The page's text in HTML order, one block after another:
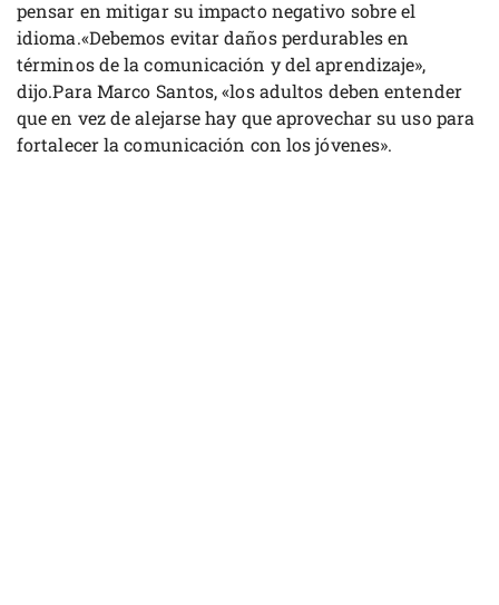
pensar en mitigar su impacto negativo sobre el
idioma.«Debemos evitar daños perdurables en
términos de la comunicación y del aprendizaje»,
dijo.Para Marco Santos, «los adultos deben entender
que en vez de alejarse hay que aprovechar su uso para
fortalecer la comunicación con los jóvenes».